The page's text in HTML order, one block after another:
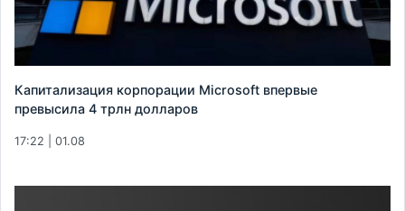
Капитализация корпорации Microsoft впервые
превысила 4 трлн долларов
17:22 | 01.08